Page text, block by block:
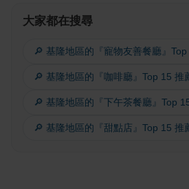
大家都在搜尋
🔎 基隆地區的『寵物友善餐廳』Top
🔎 基隆地區的『咖啡廳』Top 15 推
🔎 基隆地區的『下午茶餐廳』Top
🔎 基隆地區的『甜點店』Top 15 推